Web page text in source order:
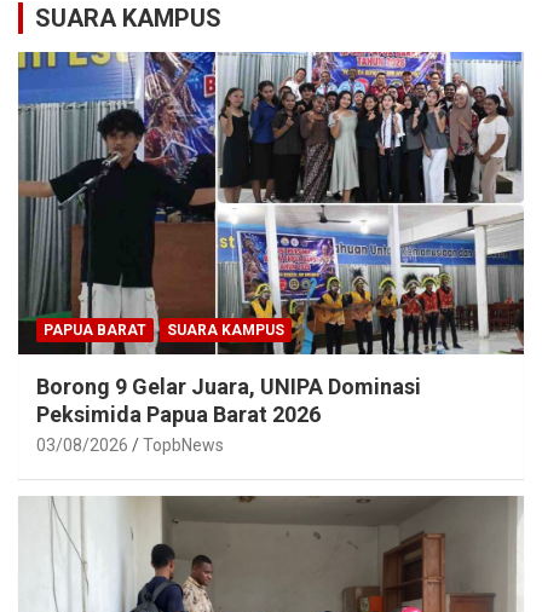
SUARA KAMPUS
PAPUA BARAT SUARA KAMPUS
Borong 9 Gelar Juara, UNIPA Dominasi
Peksimida Papua Barat 2026
03/08/2026 TopbNews